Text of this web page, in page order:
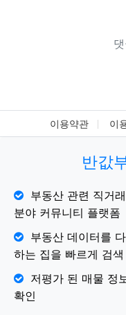
이용약관 이
반값
부동산 관련 직거
분야 커뮤니티 플랫폼
부동산 데이터를
하는 집을 빠르게 검색
저평가 된 매물 정
확인